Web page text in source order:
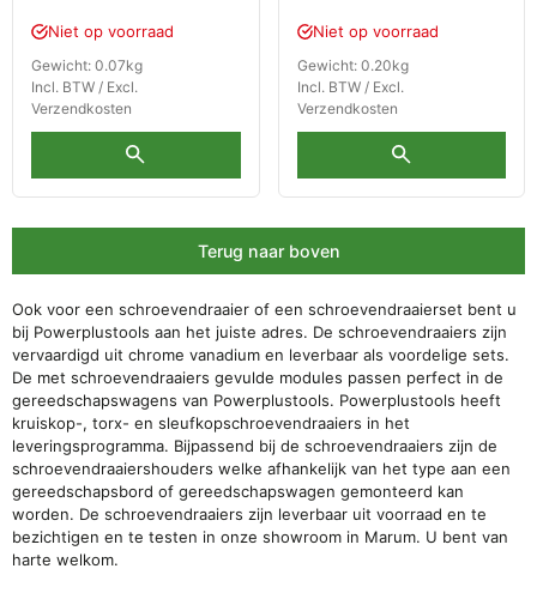
Niet op voorraad
Gewicht: 0.07kg
Incl. BTW / Excl.
Verzendkosten
Niet op voorraad
Gewicht: 0.20kg
Incl. BTW / Excl.
Verzendkosten
Terug naar boven
Ook voor een schroevendraaier of een schroevendraaierset bent u
bij Powerplustools aan het juiste adres. De schroevendraaiers zijn
vervaardigd uit chrome vanadium en leverbaar als voordelige sets.
De met schroevendraaiers gevulde modules passen perfect in de
gereedschapswagens van Powerplustools. Powerplustools heeft
kruiskop-, torx- en sleufkopschroevendraaiers in het
leveringsprogramma. Bijpassend bij de schroevendraaiers zijn de
schroevendraaiershouders welke afhankelijk van het type aan een
gereedschapsbord of gereedschapswagen gemonteerd kan
worden. De schroevendraaiers zijn leverbaar uit voorraad en te
bezichtigen en te testen in onze showroom in Marum. U bent van
harte welkom.